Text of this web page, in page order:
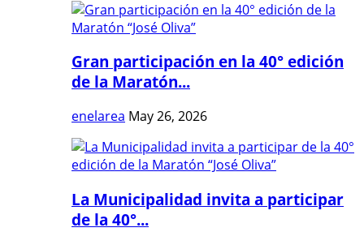
Gran participación en la 40° edición
de la Maratón...
enelarea May 26, 2026
La Municipalidad invita a participar
de la 40°...